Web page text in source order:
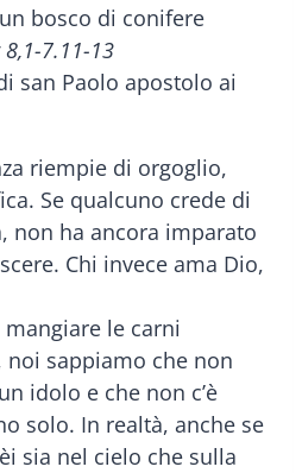
8,1-7.11-13
san Paolo apostolo ai
riempie di orgoglio,
Se qualcuno crede di
non ha ancora imparato
Chi invece ama Dio,
le carni
sappiamo che non
idolo e che non c’è
solo. In realtà, anche se
sia nel cielo che sulla